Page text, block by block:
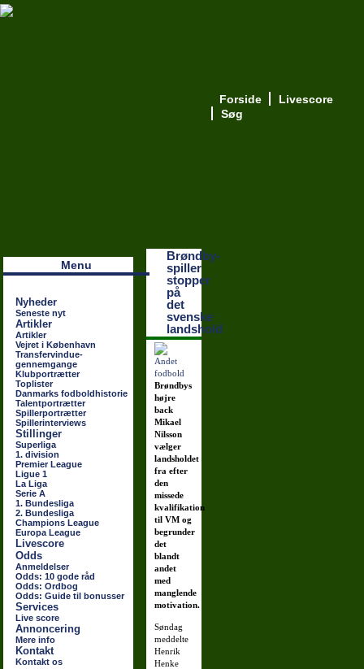
Forside
Livescore
Søg
Menu
Nyheder
Seneste nyt
Artikler
Artikler
Vejret i København
Transfervindue-
gennemgange
Klubportrætter
Toplister
Danmarks fodboldhistorie
Talentportrætter
Spillerportrætter
Spillerinterviews
Stillinger
Superliga
1. division
Premier League
Ligue 1
La Liga
Serie A
1. Bundesliga
2. Bundesliga
Champions League
Europa League
Livescore
Odds
Anmeldelser
Odds: 10 gode råd
Odds: Ordbog
Odds: Guide til bonusser
Services
Live score
Annoncering
Mere info
Kontakt
Kontakt os
Brøndby-
spiller
stopper
på
det
svenske
landshold
Brøndbys
højre
back
Mikael
Nilsson
vælger
landsholdet
fra efter
den
missede
kvalifikation
til VM og
begrunder
det
blandt
andet
med
manglende
motivation.
Søndag
meddelte
Henrik
Henke